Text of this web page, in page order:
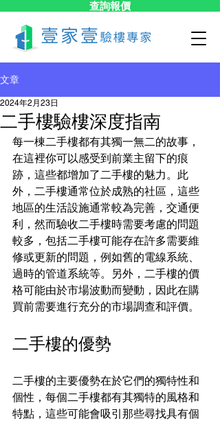
查詢報價
文章
二手樓驗樓深度指南
2024年2月23日
每一棟二手樓都有其獨一無二的故事，
在這裡你可以感受到前業主留下的痕
跡，這些都增加了二手樓的魅力。此
外，二手樓通常位於成熟的社區，這些
地區的生活設施通常較為完善，交通便
利，然而驗收二手樓時需要考慮的問題
較多，包括二手樓可能存在許多需要維
修或更新的問題，例如舊的電線系統、
過時的管道系統等。另外，二手樓的價
格可能由於市場波動而變動，因此在購
買前需要進行充分的市場調查和評價。
二手樓的優勢
二手樓的主要優勢在於它們的獨特性和
個性，每個二手樓都有其獨特的風格和
特點，這些可能會吸引那些尋找具有個